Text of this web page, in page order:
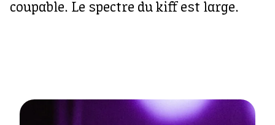
coupable. Le spectre du kiff est large.